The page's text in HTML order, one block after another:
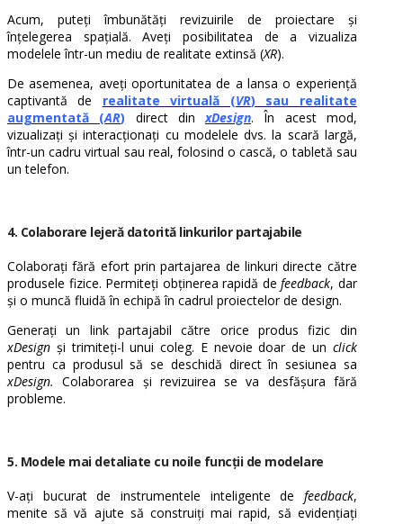
Acum, puteți îmbunătăți revizuirile de proiectare și
înțelegerea spațială. Aveți posibilitatea de a vizualiza
modelele într-un mediu de realitate extinsă (XR).
De asemenea, aveți oportunitatea de a lansa o experiență
captivantă de realitate virtuală (VR) sau realitate
augmentată (AR) direct dinxDesign. În acest mod,
vizualizați și interacționați cu modelele dvs. la scară largă,
într-un cadru virtual sau real, folosind o cască, o tabletă sau
un telefon.
4. Colaborare lejeră datorită linkurilor partajabile
Colaborați fără efort prin partajarea de linkuri directe către
produsele fizice. Permiteți obținerea rapidă defeedback, dar
și o muncă fluidă în echipă în cadrul proiectelor de design.
Generați un link partajabil către orice produs fizic din
xDesign și trimiteți-l unui coleg. E nevoie doar de un click
pentru ca produsul să se deschidă direct în sesiunea sa
xDesign.Colaborarea și revizuirea se va desfășura fără
probleme.
5. Modele mai detaliate cu noile funcții de modelare
V-ați bucurat de instrumentele inteligente de feedback,
menite să vă ajute să construiți mai rapid, să evidențiați